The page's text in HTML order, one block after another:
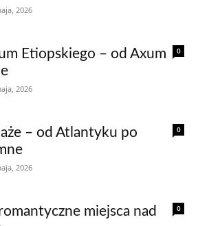
2026
0
Etiopskiego – od Axum
2026
0
– od Atlantyku po
2026
0
miejsca nad